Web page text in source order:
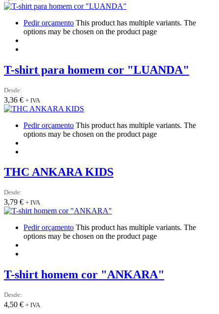
Pedir orçamento This product has multiple variants. The
options may be chosen on the product page
T-shirt para homem cor "LUANDA"
Desde:
3,36 € + IVA
Pedir orçamento This product has multiple variants. The
options may be chosen on the product page
THC ANKARA KIDS
Desde:
3,79 € + IVA
Pedir orçamento This product has multiple variants. The
options may be chosen on the product page
T-shirt homem cor "ANKARA"
Desde:
4,50 € + IVA